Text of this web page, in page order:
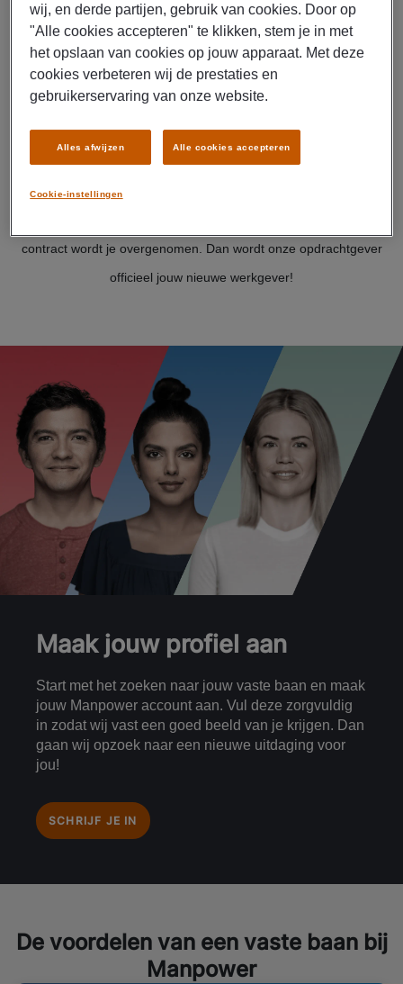
De snelste manier is om direct voor een vaste baan te solliciteren
bij Manpower! Wij vinden de vaste baan die bij je past en je die
nieuwe uitdaging biedt. Door ons grote netwerk aan
opdrachtgevers en vacatures hebben wij een ruim aanbod aan
verschillende functies en branches. We hebben zowel vaste
functies als banen met uitzicht op een vast dienstverband.
Wanneer je kiest voor het tweede, ga je dus eerst tijdelijk bij ons
contract wordt je overgenomen. Dan wordt onze opdrachtgever
officieel jouw nieuwe werkgever!
Maak jouw profiel aan
Start met het zoeken naar jouw vaste baan en maak
jouw Manpower account aan. Vul deze zorgvuldig
in zodat wij vast een goed beeld van je krijgen. Dan
gaan wij opzoek naar een nieuwe uitdaging voor
jou!
SCHRIJF JE IN
De voordelen van een vaste baan bij
Manpower
wij, en derde partijen, gebruik van cookies. Door op
"Alle cookies accepteren" te klikken, stem je in met
het opslaan van cookies op jouw apparaat. Met deze
cookies verbeteren wij de prestaties en
gebruikerservaring van onze website.
Cookie-instellingen
Alles afwijzen Alle cookies accepteren